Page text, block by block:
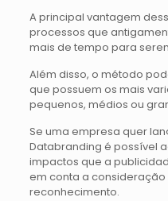
A principal vantagem
processos que
mais de tempo para
Além disso, o método
que possuem os mais
pequenos, médios ou
Se uma empresa quer
Databranding é possível
impactos que a
em conta a
reconhecimento.